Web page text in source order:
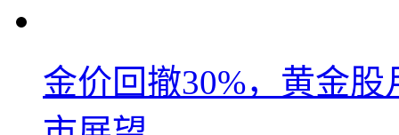
金价回撤30%，黄金